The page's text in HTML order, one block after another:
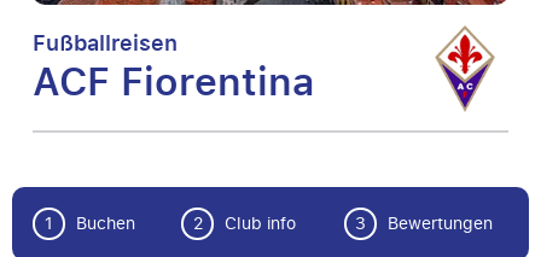
Fußballreisen
ACF Fiorentina
1 Buchen 2 Club info 3 Bewertungen